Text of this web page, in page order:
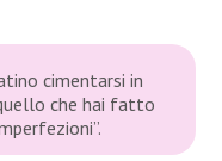
cimentarsi in
che hai fatto